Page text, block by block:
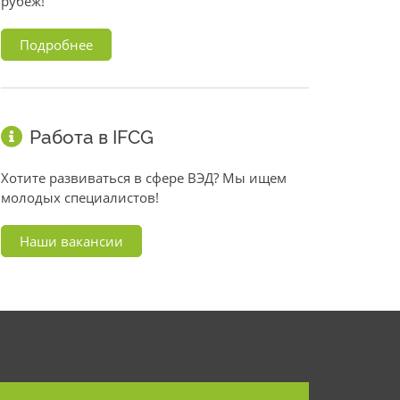
Подробнее
Работа в IFCG
Хотите развиваться в сфере ВЭД? Мы ищем
молодых специалистов!
Наши вакансии